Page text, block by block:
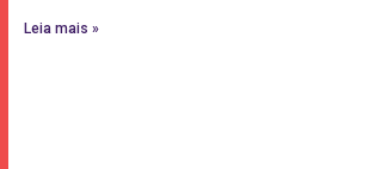
Leia mais »